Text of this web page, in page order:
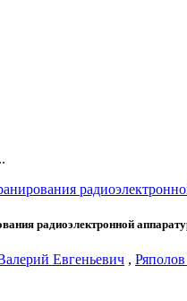
радиоэлектронной
Евгеньевич ,